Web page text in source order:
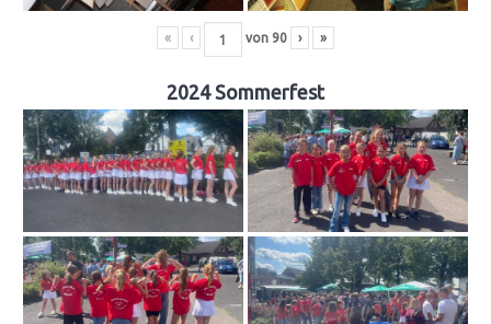
« ‹ von 90 › »
2024 Sommerfest